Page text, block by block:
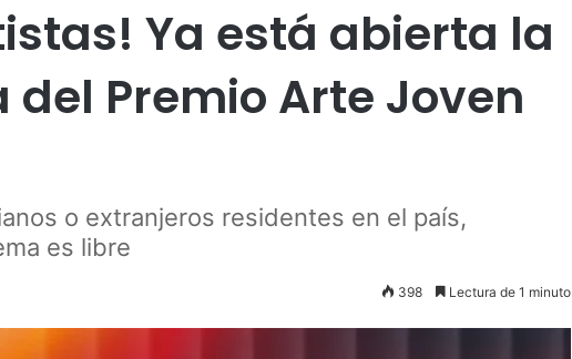
Ya está abierta la
Premio Arte Joven
o extranjeros residentes en el país,
es libre
398 Lectura de 1 minuto